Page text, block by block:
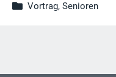
Vortrag, Senioren